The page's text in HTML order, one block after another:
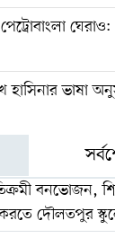
হাসিনার ভাষা
বনভোজন,
করতে দৌলতপুর